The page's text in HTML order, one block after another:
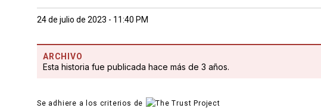
24 de julio de 2023 - 11:40 PM
ARCHIVO
Esta historia fue publicada hace más de 3 años.
Se adhiere a los criterios de